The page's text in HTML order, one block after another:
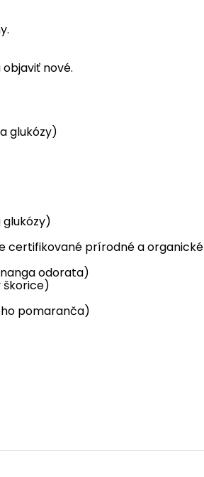
nové.
glukózy)
certifikované prírodné a organické
odorata)
škorice)
pomaranča)